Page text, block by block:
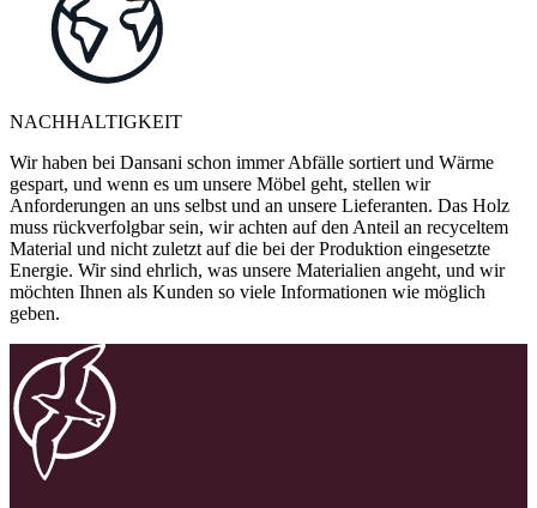
NACHHALTIGKEIT
Wir haben bei Dansani schon immer Abfälle sortiert und Wärme
gespart, und wenn es um unsere Möbel geht, stellen wir
Anforderungen an uns selbst und an unsere Lieferanten. Das Holz
muss rückverfolgbar sein, wir achten auf den Anteil an recyceltem
Material und nicht zuletzt auf die bei der Produktion eingesetzte
Energie. Wir sind ehrlich, was unsere Materialien angeht, und wir
möchten Ihnen als Kunden so viele Informationen wie möglich
geben.